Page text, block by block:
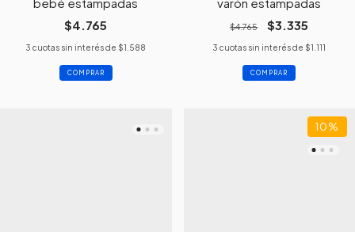
$4.765
3 cuotas sin interés de $1.588
COMPRAR
$4.765 $3.335
3 cuotas sin interés de $1.111
COMPRAR
10%